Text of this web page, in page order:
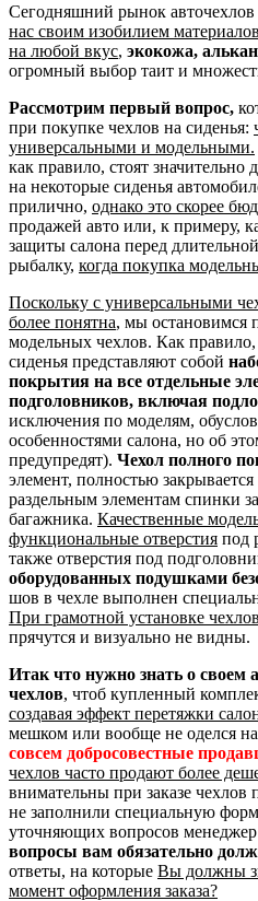
Сегодняшний рынок авточехлов
нас своим изобилием
на любой вкус, экокожа,
огромный выбор таит и
Рассмотрим первый вопрос,
при покупке чехлов на сиденья:
универсальными и модельными.
как правило, стоят
на некоторые сиденья
прилично, однако это скорее
продажей авто или, к примеру,
защиты салона перед
рыбалку, когда покупка
Поскольку с универсальными
более понятна, мы остановимся
модельных чехлов. Как правило,
сиденья представляют собой
покрытия на все отдельные
подголовников, включая
исключения по моделям,
особенностями салона, но об
предупредят). Чехол полного
элемент, полностью
раздельным элементам спинки
багажника. Качественные
функциональные отверстия под
также отверстия под
оборудованных подушками
шов в чехле выполнен
При грамотной установке чехлов
прячутся и визуально не видны.
Итак что нужно знать о своем
чехлов, чтоб купленный
создавая эффект перетяжки
мешком или вообще не оделся на
совсем добросовестные
чехлов часто продают более
внимательны при заказе чехлов
не заполнили специальную
уточняющих вопросов менеджер
вопросы вам обязательно
ответы, на которые Вы должны
момент оформления заказа?